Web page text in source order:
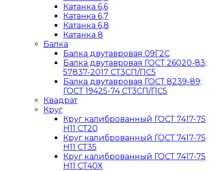
Катанка 6,6
Катанка 6,7
Катанка 6,8
Катанка 8
Балка
Балка двутавровая 09Г2С
Балка двутавровая ГОСТ 26020-83;
57837-2017 СТ3СП/ПС5
Балка двутавровая ГОСТ 8239-89;
ГОСТ 19425-74 СТ3СП/ПС5
Квадрат
Круг
Круг калиброванный ГОСТ 7417-75
H11 СТ20
Круг калиброванный ГОСТ 7417-75
H11 СТ35
Круг калиброванный ГОСТ 7417-75
H11 СТ40Х